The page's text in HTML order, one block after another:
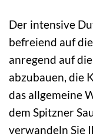
Der intensive
befreiend auf
anregend auf
abzubauen, die
das allgemeine
dem Spitzner
verwandeln Sie